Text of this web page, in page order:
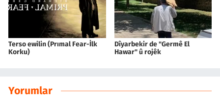
Terso ewilin (Prımal Fear-İlk
Korku)
Dîyarbekir de "Germê El
Hawar" û rojêk
Yorumlar